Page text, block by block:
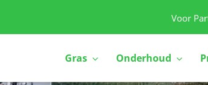
Voor
Gras Onderhoud